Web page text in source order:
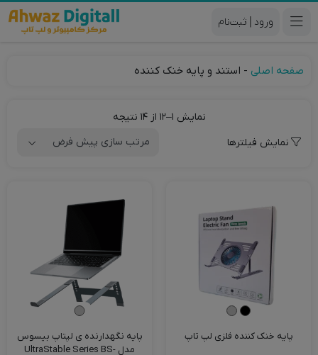
|
صفحه اصلی - استند و پایه خنک کننده
نمایش 1–12 از 14 نتیجه
نمایش فیلترها
پایه خنک کننده فلزی لپ تاپ
پایه نگهدارنده ی لپتاپ بیسوس
مدل UltraStable Series BS-